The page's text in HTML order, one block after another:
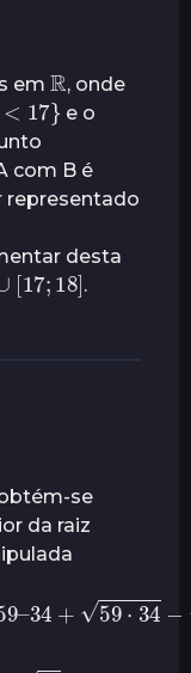
em
R
, onde
}
e o
com B é
representado
desta
[17;18 ]
.
se
da raiz